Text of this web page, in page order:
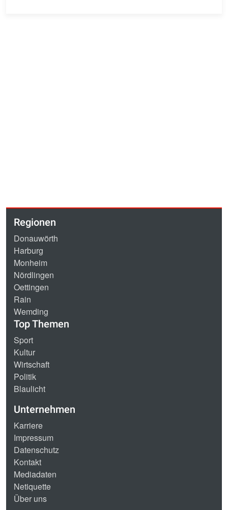
Regionen
Donauwörth
Harburg
Monheim
Nördlingen
Oettingen
Rain
Wemding
Top Themen
Sport
Kultur
Wirtschaft
Politik
Blaulicht
Unternehmen
Karriere
Impressum
Datenschutz
Kontakt
Mediadaten
Netiquette
Über uns